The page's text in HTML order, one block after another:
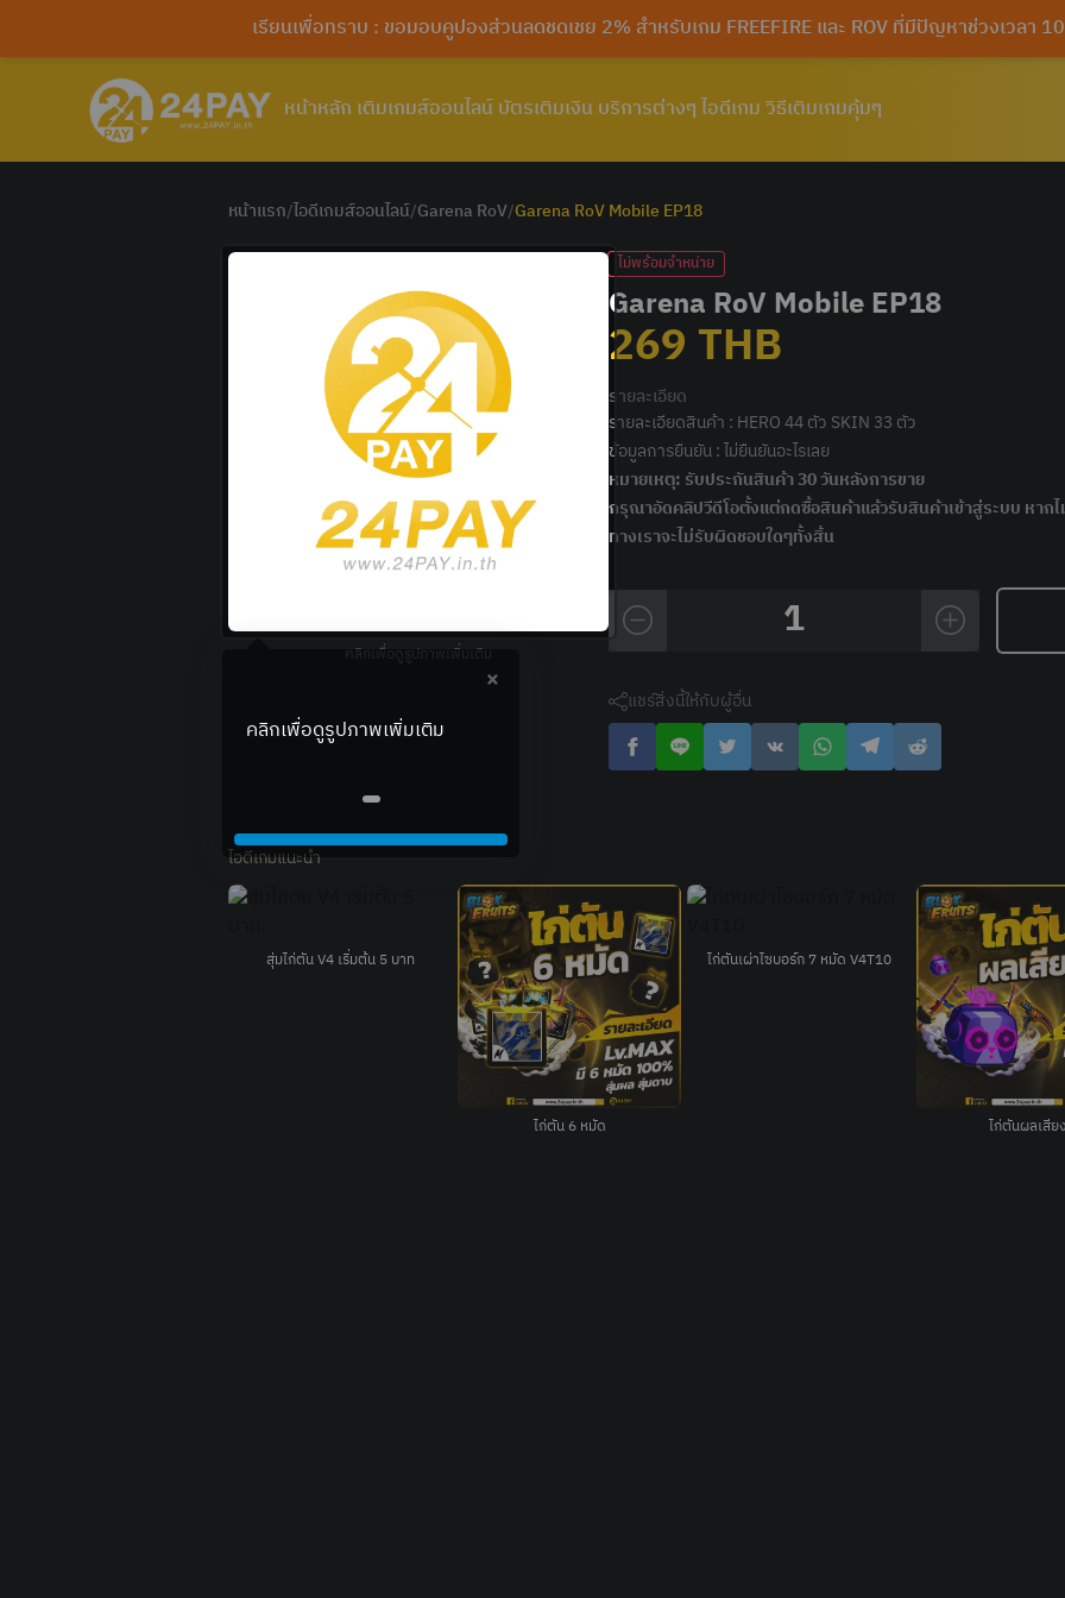
เรียนเพื่อทราบ : ขอมอบคูปองส่วนลดชดเชย 2% สำหรับเกม FREEFIRE และ ROV ที่มีปัญหาช่วงเวลา
หน้าหลัก เติมเกมส์ออนไลน์บัตรเติมเงินบริการต่างๆไอดีเกมวิธีเติมเกมคุ้มๆ
หน้าแรก/ไอดีเกมส์ออนไลน์/Garena RoV/Garena RoV Mobile EP18
คลิกเพื่อดูรูปภาพเพิ่มเติม
ไม่พร้อมจำหน่าย
Garena RoV Mobile EP18
269 THB
รายละเอียด
รายละเอียดสินค้า : HERO 44 ตัว SKIN 33 ตัว
ข้อมูลการยืนยัน : ไม่ยืนยันอะไรเลย
หมายเหตุ: รับประกันสินค้า 30 วันหลังการขาย
กรุณาอัดคลิปวีดีโอตั้งแต่กดซื้อสินค้าแล้วรับสินค้าเข้าสู่ระบบ หา
ทางเราจะไม่รับผิดชอบใดๆทั้งสิ้น
1
แชร์สิ่งนี้ให้กับผู้อื่น
ไอดีเกมแนะนำ
สุ่มไก่ตัน V4 เริ่มต้น 5 บาท
ไก่ตัน 6 หมัด
ไก่ตันเผ่าไซบอร์ก 7 หมัด V4T10
ไก่ตันผลเสีย
×